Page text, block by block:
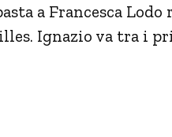
a Francesca
Ignazio va tra i